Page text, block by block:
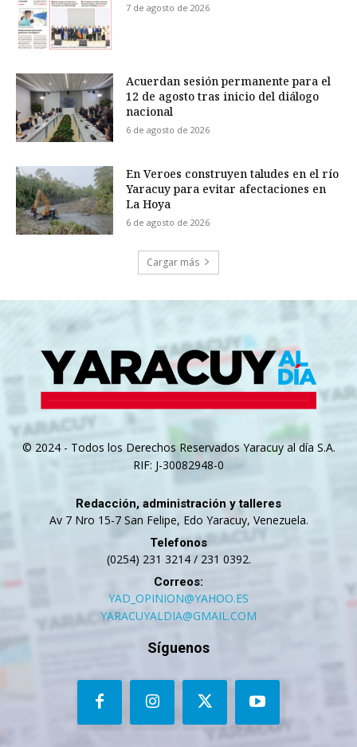
7 de agosto de 2026
Acuerdan sesión permanente para el
12 de agosto tras inicio del diálogo
nacional
6 de agosto de 2026
En Veroes construyen taludes en el río
Yaracuy para evitar afectaciones en
La Hoya
6 de agosto de 2026
Cargar más
© 2024 - Todos los Derechos Reservados Yaracuy al día S.A.
RIF: J-30082948-0
Redacción, administración y talleres
Av 7 Nro 15-7 San Felipe, Edo Yaracuy, Venezuela.
Telefonos
(0254) 231 3214 / 231 0392.
Correos:
YAD_OPINION@YAHOO.ES
YARACUYALDIA@GMAIL.COM
Síguenos